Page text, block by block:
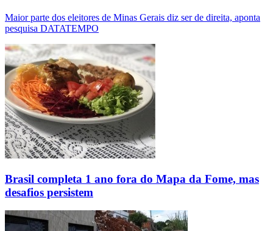
Maior parte dos eleitores de Minas Gerais diz ser de direita, aponta
pesquisa DATATEMPO
Brasil completa 1 ano fora do Mapa da Fome, mas
desafios persistem